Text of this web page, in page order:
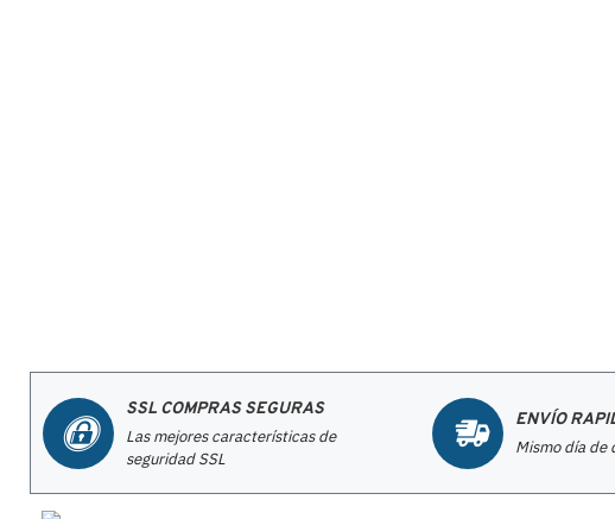
SSL COMPRAS SEGURAS
Las mejores características de
seguridad SSL
ENVÍO
Mismo día de